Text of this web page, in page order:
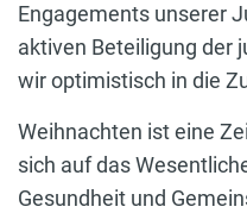
Engagements unserer
aktiven Beteiligung der
wir optimistisch in die
Weihnachten ist eine
sich auf das
Gesundheit und